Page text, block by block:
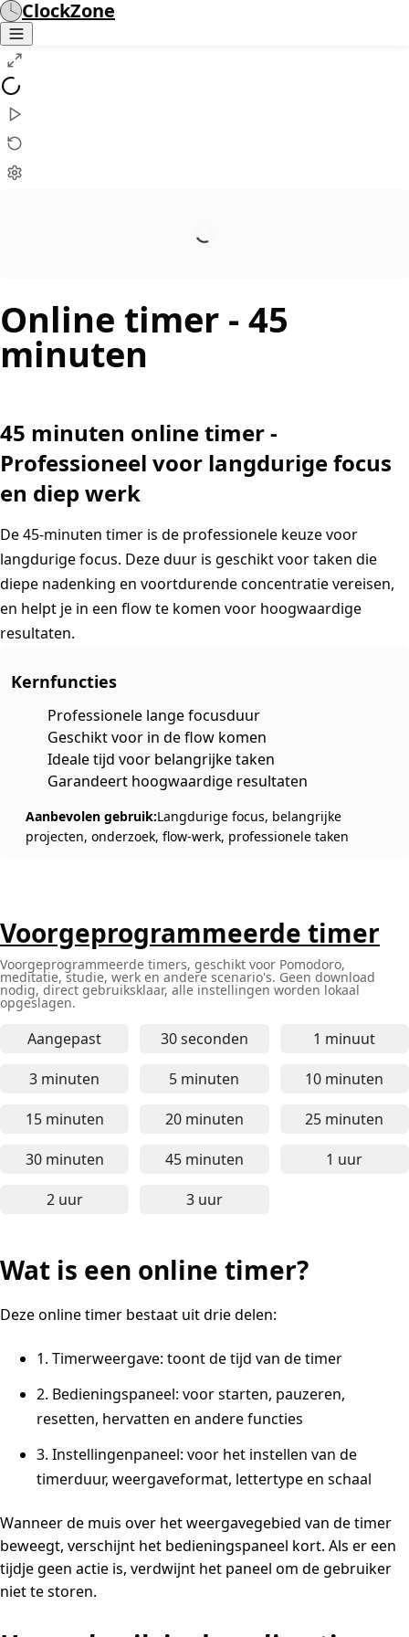
ClockZone
Online timer - 45
minuten
45 minuten online timer -
Professioneel voor langdurige focus
en diep werk
De 45-minuten timer is de professionele keuze voor
langdurige focus. Deze duur is geschikt voor taken die
diepe nadenking en voortdurende concentratie vereisen,
en helpt je in een flow te komen voor hoogwaardige
resultaten.
Kernfuncties
Professionele lange focusduur
Geschikt voor in de flow komen
Ideale tijd voor belangrijke taken
Garandeert hoogwaardige resultaten
Aanbevolen gebruik:Langdurige focus, belangrijke
projecten, onderzoek, flow-werk, professionele taken
Voorgeprogrammeerde timer
Voorgeprogrammeerde timers, geschikt voor Pomodoro,
meditatie, studie, werk en andere scenario's. Geen download
nodig, direct gebruiksklaar, alle instellingen worden lokaal
opgeslagen.
Aangepast 30 seconden 1 minuut
3 minuten
5 minuten 10 minuten
15 minuten
20 minuten 25 minuten
30 minuten
45 minuten 1 uur
2 uur
3 uur
Wat is een online timer?
Deze online timer bestaat uit drie delen:
1. Timerweergave: toont de tijd van de timer
2. Bedieningspaneel: voor starten, pauzeren,
resetten, hervatten en andere functies
3. Instellingenpaneel: voor het instellen van de
timerduur, weergaveformat, lettertype en schaal
Wanneer de muis over het weergavegebied van de timer
beweegt, verschijnt het bedieningspaneel kort. Als er een
tijdje geen actie is, verdwijnt het paneel om de gebruiker
niet te storen.